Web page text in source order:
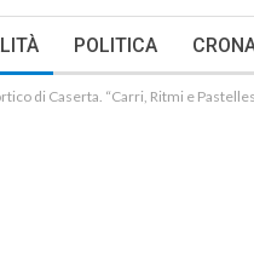
POLITICA
di Caserta. “Carri, Ritmi e